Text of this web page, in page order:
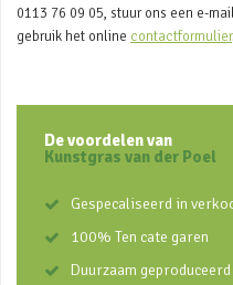
0113 76 09 05, stuur ons een e-
gebruik het online contactformulier
De voordelen van
Kunstgras van der Poel
Gespecaliseerd in
100% Ten cate garen
Duurzaam geproduceerd